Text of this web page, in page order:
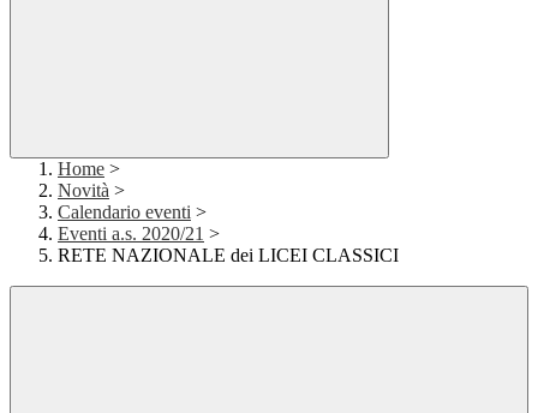
Home >
Novità >
Calendario eventi >
Eventi a.s. 2020/21 >
RETE NAZIONALE dei LICEI CLASSICI